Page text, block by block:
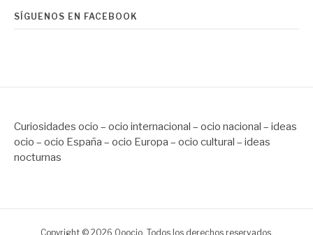
SÍGUENOS EN FACEBOOK
Curiosidades ocio – ocio internacional – ocio nacional – ideas
ocio – ocio España – ocio Europa – ocio cultural – ideas
nocturnas
Copyright © 2026 Ooocio. Todos los derechos reservados.